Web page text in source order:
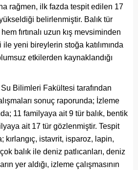
rağmen, ilk fazda tespit edilen 17
belirlenmiştir. Balık tür
fırtınalı uzun kış mevsiminden
yeni bireylerin stoğa katılımında
etkilerden kaynaklandığı
Bilimleri Fakültesi tarafından
sonuç raporunda; İzleme
11 familyaya ait 9 tür balık, bentik
ait 17 tür gözlenmiştir. Tespit
kırlangıç, istavrit, isparoz, lapin,
balık ile deniz patlıcanları, deniz
yer aldığı, izleme çalışmasının